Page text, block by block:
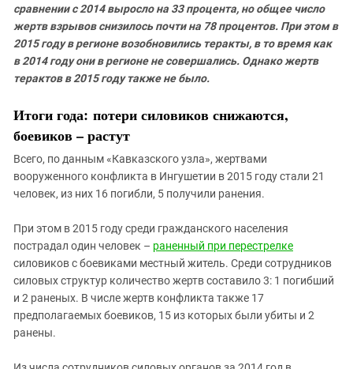
сравнении с 2014 выросло на 33 процента, но общее число
жертв взрывов снизилось почти на 78 процентов. При этом в
2015 году в регионе возобновились теракты, в то время как
в 2014 году они в регионе не совершались. Однако жертв
терактов в 2015 году также не было.
Итоги года: потери силовиков снижаются,
боевиков – растут
Всего, по данным «Кавказского узла», жертвами
вооруженного конфликта в Ингушетии в 2015 году стали 21
человек, из них 16 погибли, 5 получили ранения.
При этом в 2015 году среди гражданского населения
пострадал один человек – раненный при перестрелке
силовиков с боевиками местный житель. Среди сотрудников
силовых структур количество жертв составило 3: 1 погибший
и 2 раненых. В числе жертв конфликта также 17
предполагаемых боевиков, 15 из которых были убиты и 2
ранены.